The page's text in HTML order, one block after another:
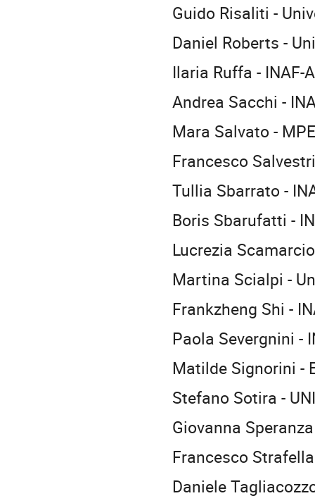
Guido Risaliti -
Daniel Roberts -
Ilaria Ruffa - INAF-
Andrea Sacchi -
Mara Salvato -
Francesco
Tullia Sbarrato -
Boris Sbarufatti -
Lucrezia
Martina Scialpi -
Frankzheng Shi -
Paola Severgnini -
Matilde Signorini -
Stefano Sotira -
Giovanna
Francesco
Daniele